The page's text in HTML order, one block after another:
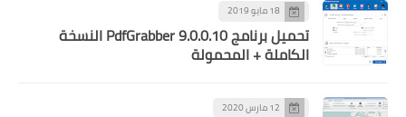
18 مايو 2019
تحميل برنامج PdfGrabber 9.0.0.10 النسخة
الكاملة + المحمولة
12 مارس 2020